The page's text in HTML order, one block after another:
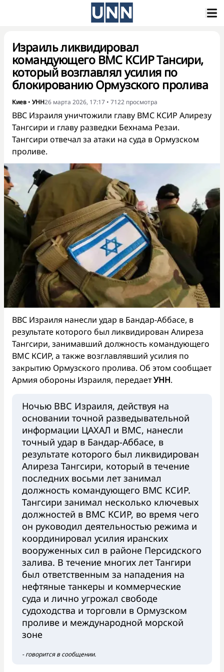
Израиль ликвидировал
командующего ВМС КСИР Тансири,
который возглавлял усилия по
блокированию Ормузского пролива
Киев • УНН26 марта 2026, 17:17 • 7122 просмотра
ВВС Израиля уничтожили главу ВМС КСИР Алирезу
Тангсири и главу разведки Бехнама Резаи.
Тангсири отвечал за атаки на суда в Ормузском
проливе.
ВВС Израиля нанесли удар в Бандар-Аббасе, в
результате которого был ликвидирован Алиреза
Тангсири, занимавший должность командующего
ВМС КСИР, а также возглавлявший усилия по
закрытию Ормузского пролива. Об этом сообщает
Армия обороны Израиля, передаетУНН.
Ночью ВВС Израиля, действуя на
основании точной разведывательной
информации ЦАХАЛ и ВМС, нанесли
точный удар в Бандар-Аббасе, в
результате которого был ликвидирован
Алиреза Тангсири, который в течение
последних восьми лет занимал
должность командующего ВМС КСИР.
Тангсири занимал несколько ключевых
должностей в ВМС КСИР, во время чего
он руководил деятельностью режима и
координировал усилия иранских
вооруженных сил в районе Персидского
залива. В течение многих лет Тангири
был ответственным за нападения на
нефтяные танкеры и коммерческие
суда и лично угрожал свободе
судоходства и торговли в Ормузском
проливе и международной морской
зоне
- говорится в сообщении.